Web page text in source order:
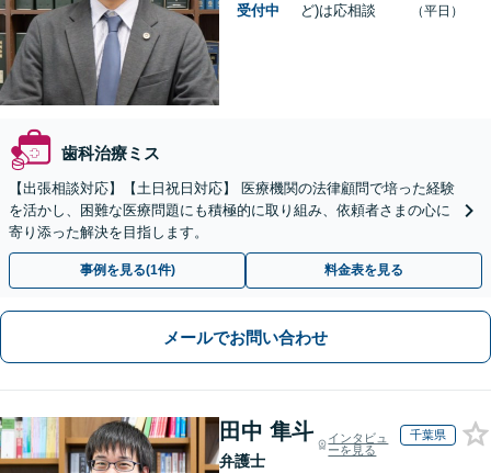
受付中
ど)は応相談
（平日）
歯科治療ミス
【出張相談対応】【土日祝日対応】 医療機関の法律顧問で培った経験
を活かし、困難な医療問題にも積極的に取り組み、依頼者さまの心に
寄り添った解決を目指します。
事例を見る(1件) 料金表を見る
メールでお問い合わせ
田中 隼斗
弁護士
インタビュ
ーを見る
千葉県